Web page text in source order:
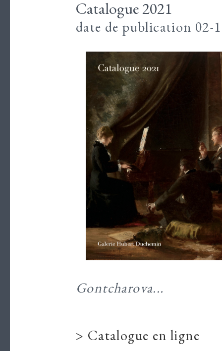
Catalogue 2021
date de publication 02-
Gontcharova...
> Catalogue en ligne